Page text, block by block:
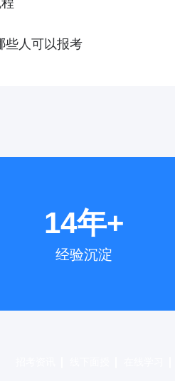
些人可以报考
14年+
经验沉淀